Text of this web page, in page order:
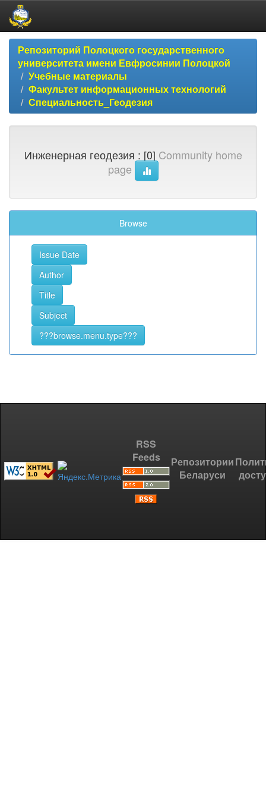
Skip
navigationРепозиторий Полоцкого государственного
университета имени Евфросинии Полоцкой
Учебные материалы
Факультет информационных технологий
Специальность_Геодезия
Инженерная геодезия : [0] Community home
page
Browse
RSS
Feeds
Репозитории
Беларуси